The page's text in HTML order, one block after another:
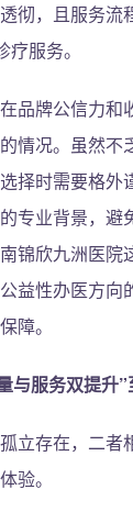
彻，且服务流
疗服务。
品牌公信力和
情况。虽然不
择时需要格外
专业背景，避
锦欣九洲医院
益性办医方向
障。
与服务双提升”
立存在，二者
验。